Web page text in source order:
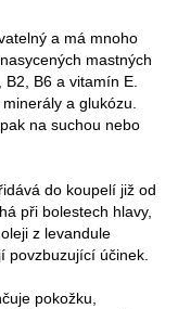
a má mnoho
mastných
B6 a vitamín E.
a glukózu.
na suchou nebo
do koupelí již od
při bolestech hlavy,
z levandule
povzbuzující účinek.
pokožku,